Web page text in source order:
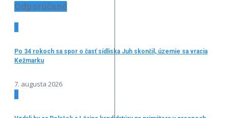
Odporúčané
1
Po 34 rokoch sa spor o časť sídliska Juh skončil, územie sa vracia
Kežmarku
7. augusta 2026
2